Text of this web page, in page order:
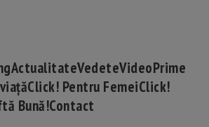
ActualitateVedeteVideoPrime
Click! Pentru FemeiClick!
Bună!Contact